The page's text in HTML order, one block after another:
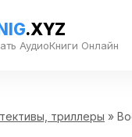
.XYZ
АудиоКниги Онлайн
триллеры »